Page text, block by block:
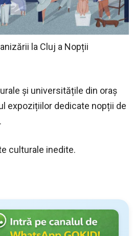
la Cluj a Nopții
și universitățile din oraș
expozițiilor dedicate nopții de
culturale inedite.